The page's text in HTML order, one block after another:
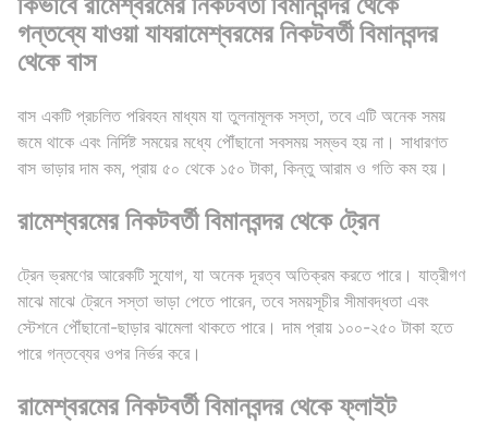
গন্তব্যে যাওয়া যাযরামেশ্বরমের নিকটবর্তী বিমানবন্দর
থেকে বাস
বাস একটি প্রচলিত পরিবহন মাধ্যম যা তুলনামূলক সস্তা, তবে এটি অনেক সময়
জমে থাকে এবং নির্দিষ্ট সময়ের মধ্যে পৌঁছানো সবসময় সম্ভব হয় না। সাধারণত
বাস ভাড়ার দাম কম, প্রায় ৫০ থেকে ১৫০ টাকা, কিন্তু আরাম ও গতি কম হয়।
রামেশ্বরমের নিকটবর্তী বিমানবন্দর থেকে ট্রেন
ট্রেন ভ্রমণের আরেকটি সুযোগ, যা অনেক দূরত্ব অতিক্রম করতে পারে। যাত্রীগণ
মাঝে মাঝে ট্রেনে সস্তা ভাড়া পেতে পারেন, তবে সময়সূচীর সীমাবদ্ধতা এবং
স্টেশনে পৌঁছানো-ছাড়ার ঝামেলা থাকতে পারে। দাম প্রায় ১০০-২৫০ টাকা হতে
পারে গন্তব্যের ওপর নির্ভর করে।
রামেশ্বরমের নিকটবর্তী বিমানবন্দর থেকে ফ্লাইট